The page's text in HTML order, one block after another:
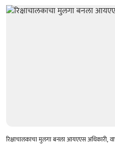
रिक्षाचालकाचा मुलगा बनला आयएएस अधिकारी,